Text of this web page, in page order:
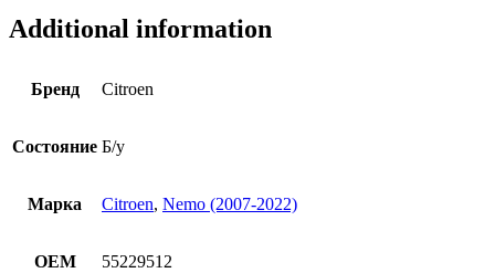
Additional information
Бренд Citroen
Состояние Б/у
Марка Citroen, Nemo (2007-2022)
OEM 55229512